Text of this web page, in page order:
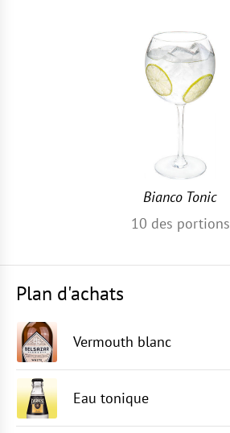
Bianco Tonic
10 des portions
Plan d'achats
Vermouth blanc
Eau tonique